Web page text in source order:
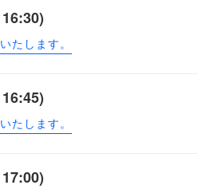
たします。
たします。